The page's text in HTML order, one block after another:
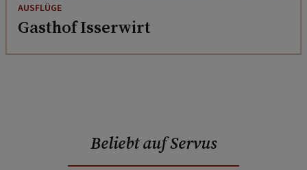
AUSFLÜGE
Gasthof Isserwirt
Beliebt auf Servus